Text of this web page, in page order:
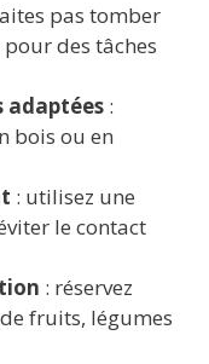
pas tomber
des tâches
adaptées :
bois ou en
: utilisez une
le contact
: réservez
fruits, légumes